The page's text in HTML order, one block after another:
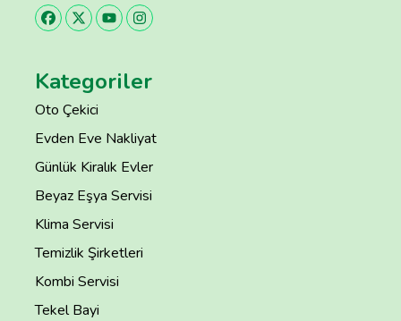
Kategoriler
Oto Çekici
Evden Eve Nakliyat
Günlük Kiralık Evler
Beyaz Eşya Servisi
Klima Servisi
Temizlik Şirketleri
Kombi Servisi
Tekel Bayi